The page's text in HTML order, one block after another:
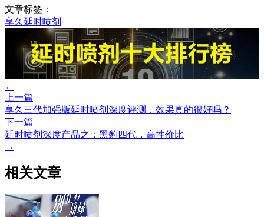
文章标签：
享久延时喷剂
←
上一篇
享久三代加强版延时喷剂深度评测，效果真的很好吗？
下一篇
延时喷剂深度产品之：黑豹四代，高性价比
→
相关文章